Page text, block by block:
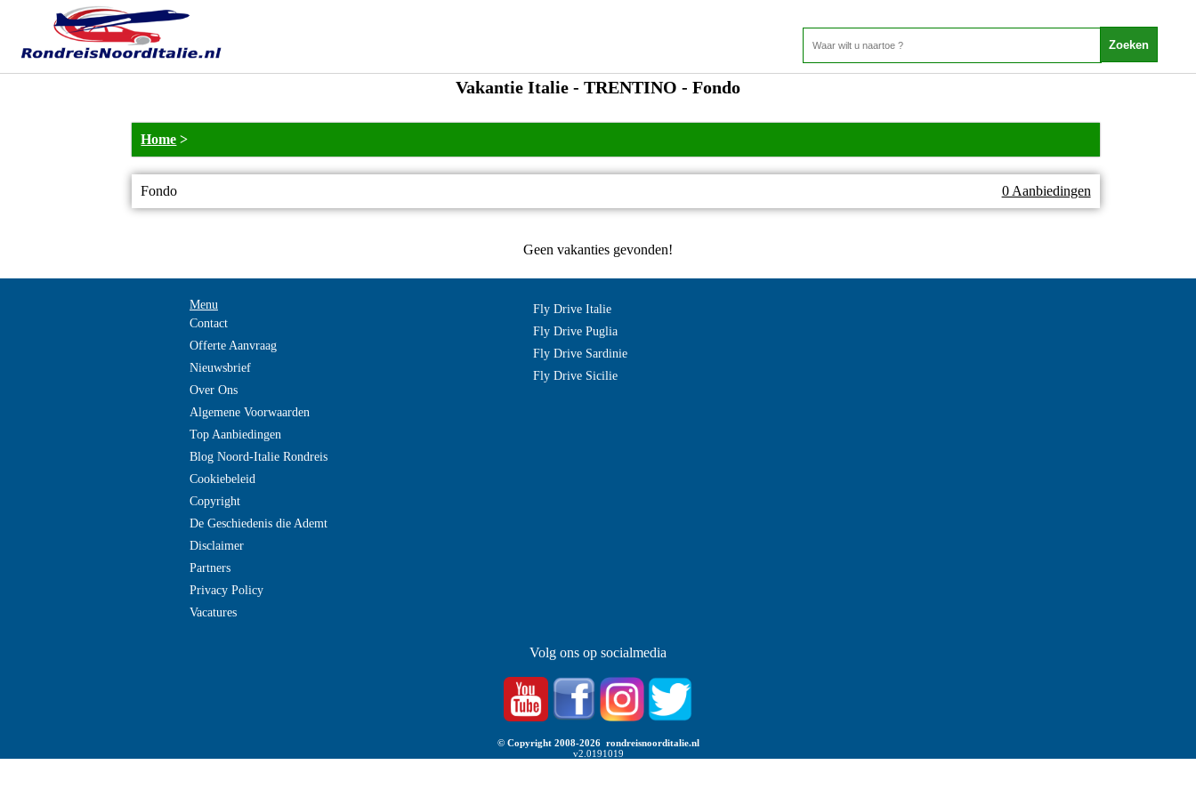
Vakantie Italie - TRENTINO - Fondo
Home >
Fondo 0 Aanbiedingen
Geen vakanties gevonden!
Menu
Contact
Offerte Aanvraag
Nieuwsbrief
Over Ons
Algemene Voorwaarden
Top Aanbiedingen
Blog Noord-Italie Rondreis
Cookiebeleid
Copyright
De Geschiedenis die Ademt
Disclaimer
Partners
Privacy Policy
Vacatures
Fly Drive Italie
Fly Drive Puglia
Fly Drive Sardinie
Fly Drive Sicilie
Volg ons op socialmedia
© Copyright 2008-2026 rondreisnoorditalie.nl
v2.0191019